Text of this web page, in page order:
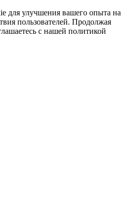
для улучшения вашего опыта на
пользователей. Продолжая
с нашей политикой